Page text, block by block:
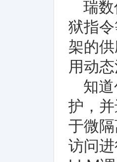
瑞
狱指
架的
用动
知
护，
于微
访问